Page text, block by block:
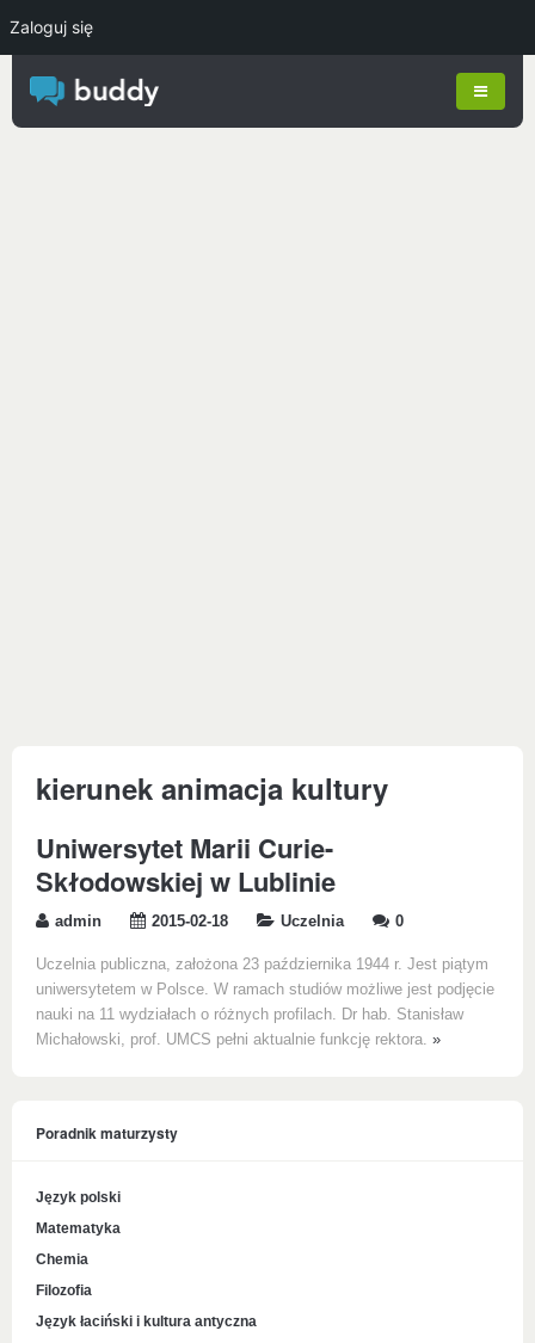
kierunek animacja kultury
Uniwersytet Marii Curie-
Skłodowskiej w Lublinie
admin 2015-02-18 Uczelnia 0
Uczelnia publiczna, założona 23 października 1944 r. Jest piątym
uniwersytetem w Polsce. W ramach studiów możliwe jest podjęcie
nauki na 11 wydziałach o różnych profilach. Dr hab. Stanisław
Michałowski, prof. UMCS pełni aktualnie funkcję rektora. »
Poradnik maturzysty
Język polski
Matematyka
Chemia
Filozofia
Język łaciński i kultura antyczna
Zaloguj się